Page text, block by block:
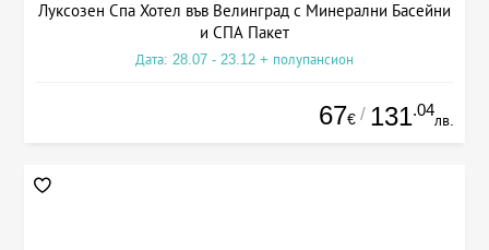
Луксозен Спа Хотел във Велинград с Минерални Басейни
и СПА Пакет
Дата: 28.07 - 23.12 + полупансион
67€ / 131.04
лв.